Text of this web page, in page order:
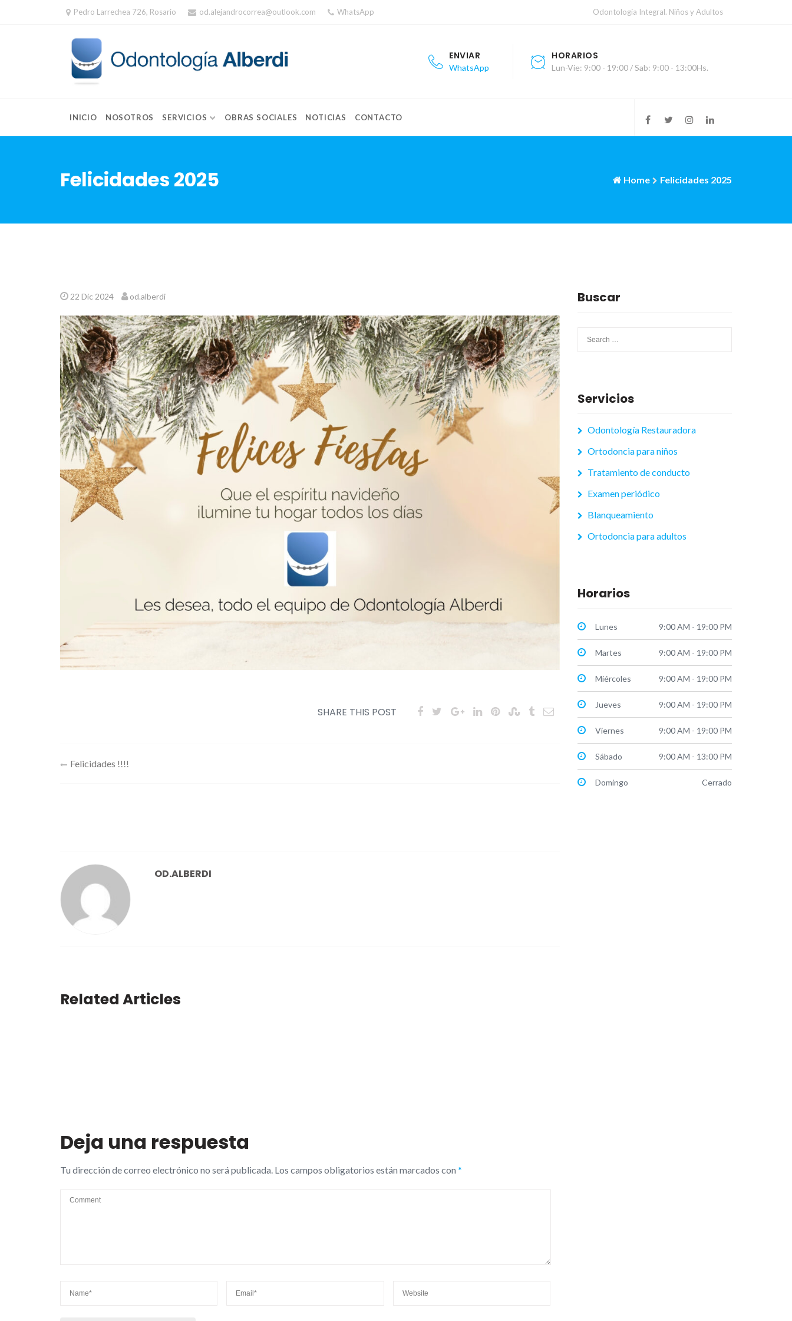
Pedro Larrechea 726, Rosario od.alejandrocorrea@outlook.com WhatsApp Odontología Integral. Niños y Adultos
ENVIAR
WhatsApp
HORARIOS
Lun-Vie: 9:00 - 19:00 / Sab: 9:00 - 13:00Hs.
INICIO NOSOTROS SERVICIOS OBRAS SOCIALES NOTICIAS CONTACTO
Felicidades 2025 Home Felicidades 2025
22 Dic 2024 od.alberdi
SHARE THIS POST
Navegación
entradas
Felicidades !!!!
OD.ALBERDI
Related Articles
Deja una respuesta
Tu dirección de correo electrónico no será publicada. Los campos obligatorios están marcados con *
Buscar
for:
Servicios
Odontología Restauradora
Ortodoncia para niños
Tratamiento de conducto
Examen periódico
Blanqueamiento
Ortodoncia para adultos
Horarios
Lunes 9:00 AM - 19:00 PM
Martes 9:00 AM - 19:00 PM
Miércoles 9:00 AM - 19:00 PM
Jueves 9:00 AM - 19:00 PM
Viernes 9:00 AM - 19:00 PM
Sábado 9:00 AM - 13:00 PM
Domingo Cerrado